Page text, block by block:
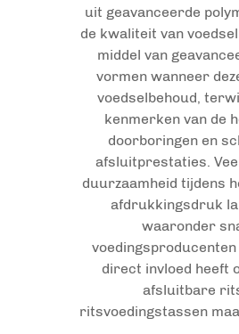
uit geavanceerde
de kwaliteit van
middel van
vormen wanneer
voedselbehoud,
kenmerken van de
doorboringen en
afsluitprestaties.
duurzaamheid tijdens
afdrukkingsdruk
waaronder
direct invloed heeft
afsluitbare
ritsvoedingstassen